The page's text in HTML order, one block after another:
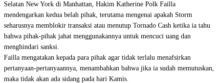
Selatan New York di Manhattan, Hakim Katherine Polk Failla
mendengarkan kedua belah pihak, terutama mengenai apakah Storm
seharusnya memblokir transaksi atau menutup Tornado Cash ketika ia tahu
bahwa pihak-pihak jahat menggunakannya untuk mencuci uang dan
menghindari sanksi.
Failla mengatakan kepada para pihak agar tidak terlalu menafsirkan
pertanyaan-pertanyaannya, menambahkan bahwa jika ia sudah memutuskan,
maka tidak akan ada sidang pada hari Kamis.